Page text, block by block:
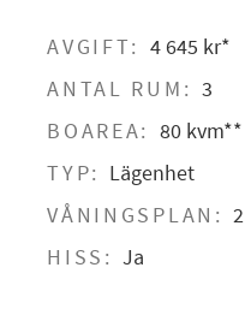
AVGIFT: 4 645 kr*
ANTAL RUM: 3
BOAREA: 80 kvm**
TYP: Lägenhet
VÅNINGSPLAN: 2
HISS: Ja